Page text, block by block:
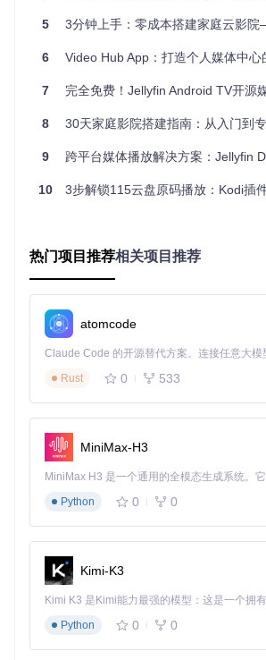
元）
播放设备：4K UHD播放器+NAS存储（
实施步骤：硬件连接与基础设置
投影仪需距离墙面2.5-3米（100寸画
电视建议安装高度为屏幕中心与坐
音频系统布局：
前置主音箱：电视两侧
中置音箱：电视下方或前方
信号连接顺序： 播放设备 → 功放 → 显
需连接同一电源插座，避免接地不良
称
Kodi
种格式
PotPla
解码能力强，占用
界面老
Plex
界面美观
收费
5 3分钟上手：零成本搭建家庭云影院——如何在Kodi
6 Video Hub App：打造个人媒体中心
7 完全免费！Jellyfin Android TV开源媒体中心打
8 30天家庭影院搭建指南：从入门到专业
9 跨平台媒体播放解决方案：Jellyfin Desktop打
10 3步解锁115云盘原码播放：Kodi插
热门项目推荐相关项目推荐
atomcode
Rust
0 533
MiniMax-H3
Python
0 0
Kimi-K3
Python
0 0